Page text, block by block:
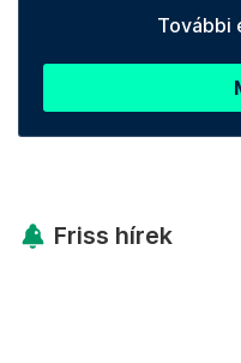
További
Friss hírek